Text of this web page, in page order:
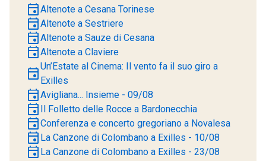
eventAltenote a Cesana Torinese
eventAltenote a Sestriere
eventAltenote a Sauze di Cesana
eventAltenote a Claviere
eventUn’Estate al Cinema: Il vento fa il suo giro a
Exilles
eventAvigliana... Insieme - 09/08
event Il Folletto delle Rocce a Bardonecchia
eventConferenza e concerto gregoriano a Novalesa
event La Canzone di Colombano a Exilles - 10/08
event La Canzone di Colombano a Exilles - 23/08